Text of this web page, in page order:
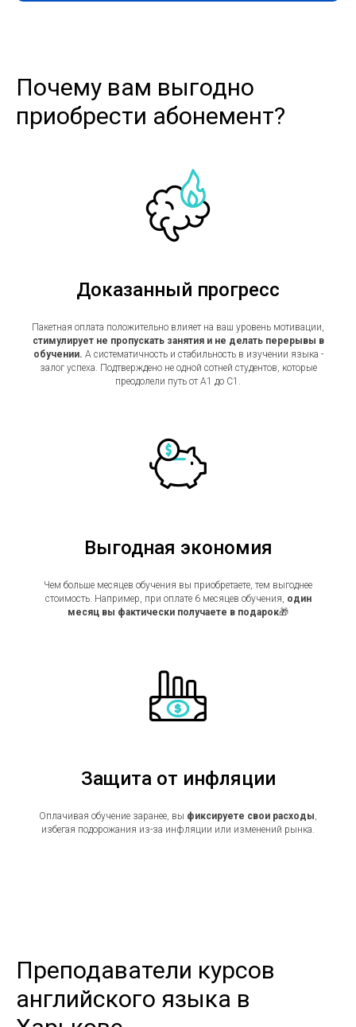
Почему вам выгодно
приобрести абонемент?
Доказанный прогресс
Пакетная оплата положительно влияет на ваш уровень мотивации,
стимулирует не пропускать занятия и не делать перерывы в
обучении. А систематичность и стабильность в изучении языка -
залог успеха. Подтверждено не одной сотней студентов, которые
преодолели путь от А1 до С1.
Выгодная экономия
Чем больше месяцев обучения вы приобретаете, тем выгоднее
стоимость. Например, при оплате 6 месяцев обучения, один
месяц вы фактически получаете в подарок🎁
Защита от инфляции
Оплачивая обучение заранее, вы фиксируете свои расходы
избегая подорожания из-за инфляции или изменений рынка.
Преподаватели курсов
английского языка в